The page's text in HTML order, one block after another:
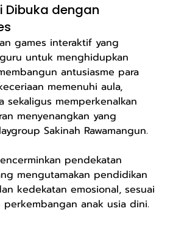
Dibuka dengan
games interaktif yang
untuk menghidupkan
antusiasme para
memenuhi aula,
sekaligus memperkenalkan
menyenangkan yang
Sakinah Rawamangun.
pendekatan
mengutamakan pendidikan
kedekatan emosional, sesuai
anak usia dini.